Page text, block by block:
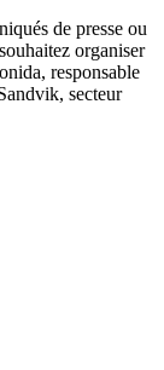
de presse ou
organiser
responsable
secteur